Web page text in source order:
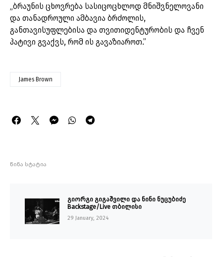
„ბრაუნის ცხოვრება სასიცოცხლოდ მნიშვნელოვანი
და თანადროული ამბავია ბრძოლის,
განთავისუფლებისა და თვითიდენტურობის და ჩვენ
პატივი გვაქვს, რომ ის გავაზიაროთ.”
James Brown
წინა სტატია
გიორგი გიგაშვილი და ნინი ნუცუბიძე
Backstage/Live თბილისი
29 January, 2024